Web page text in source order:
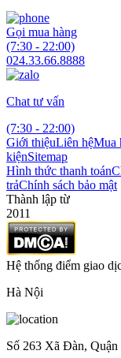
Gọi mua hàng
(7:30 - 22:00)
024.33.66.8888
Chat tư vấn
(7:30 - 22:00)
Giới thiệuLiên hệMua
kiệnSitemap
Hình thức thanh toán
trảChính sách bảo mật
Thành lập từ
2011
Hệ thống điểm giao
Hà Nội
Số 263 Xã Đàn,